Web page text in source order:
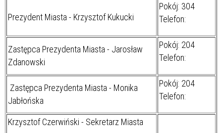
Prezydent Miasta - Krzysztof Kukucki
Pokój: 304
Telefon:
Zastępca Prezydenta Miasta - Jarosław
Zdanowski
Pokój: 204
Telefon:
Zastępca Prezydenta Miasta - Monika
Jabłońska
Pokój: 204
Telefon:
Krzysztof Czerwiński - Sekretarz Miasta